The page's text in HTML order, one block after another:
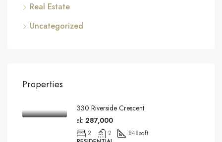
Real Estate
Uncategorized
Properties
330 Riverside Crescent
ab 287,000
2 2 848sqft